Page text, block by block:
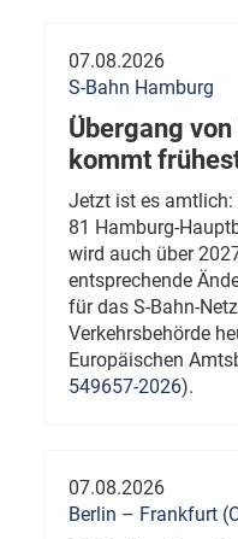
07.08.2026
S-Bahn Hamburg
Übergang
kommt
Jetzt ist es amtlich:
81 Hamburg-
wird auch über
entsprechende
für das S-Bahn-
Verkehrsbehörde
Europäischen
549657-2026).
07.08.2026
Berlin – Frankfurt